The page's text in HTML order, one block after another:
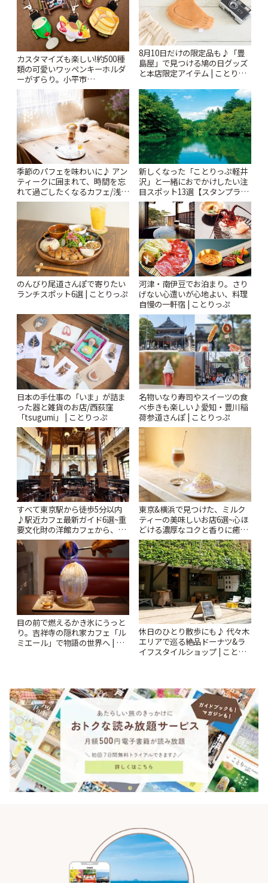
カスタマイズも楽しい!約500種
類の可愛いワッペンキーホルダ
ーがずらり。小平市
「Kimamaya T&K」 | ことりっ
8月10日だけの限定品も♪「豊
島屋」で見つける鳩の日グッズ
と本店限定アイテム | ことりっ
季節のパフェを味わいに♪ アン
ティークに囲まれて、時間を忘
れて過ごしたくなるカフェ/浅草
「annorum cafe」 | ことりっぷ
新しくなった「ことりっぷ軽井
沢」と一緒におでかけしたい注
目スポット13選【スタンプラリ
ー開催中】 | ことりっぷ
のんびり尾道さんぽで寄りたい
ランチスポット6選 | ことりっぷ
河津・南伊豆でお泊まり。さり
げない心遣いが心地よい、料理
自慢の一軒宿 | ことりっぷ
日本の手仕事の「いま」が詰ま
った器と雑貨のお店/西荻窪
「tsugumi」 | ことりっぷ
名物いなり寿司やスイーツの食
べ歩きも楽しい♪愛知・豊川稲
荷参道さんぽ | ことりっぷ
すべて東京駅から徒歩5分以内
♪駅近カフェ最新ガイド6選~重
要文化財の洋館カフェから、改
札すぐのレトロ喫茶まで~ | こと
りっぷ
東京&横浜で見つけた、ミルク
ティーの美味しいお店6選~心ほ
どける濃厚なコクと香りに癒や
されるティータイム~ | ことりっ
ぷ
目の前で燃えるかき氷にうっと
り。吉祥寺の隠れ家カフェ「ル
ミエール」で物語の世界へ | こ
休日のひとり散歩にも♪ 代々木
エリアで巡る絶品ドーナツ&ラ
イフスタイルショップ | ことり